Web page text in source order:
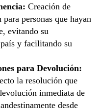
Creación de
personas que hayan
evitando su
y facilitando su
para Devolución:
la resolución que
inmediata de
desde